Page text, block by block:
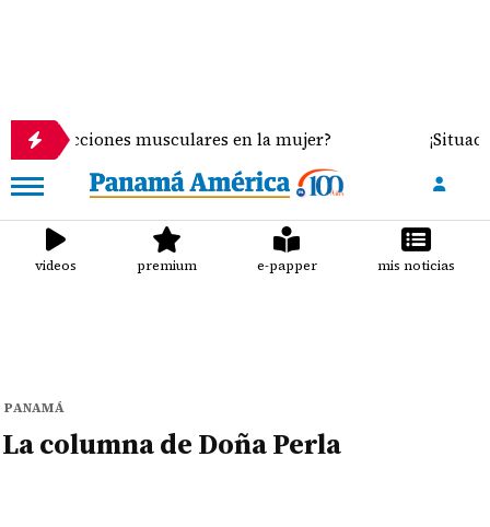
afecciones musculares en la mujer?
videos premium e-papper mis noticias
PANAMÁ
La columna de Doña Perla